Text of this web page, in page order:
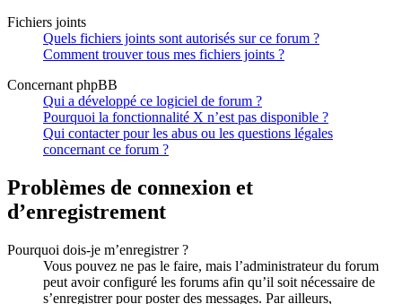
Fichiers joints
Quels fichiers joints sont autorisés sur ce forum ?
Comment trouver tous mes fichiers joints ?
Concernant phpBB
Qui a développé ce logiciel de forum ?
Pourquoi la fonctionnalité X n’est pas disponible ?
Qui contacter pour les abus ou les questions légales
concernant ce forum ?
Problèmes de connexion et
d’enregistrement
Pourquoi dois-je m’enregistrer ?
Vous pouvez ne pas le faire, mais l’administrateur du forum
peut avoir configuré les forums afin qu’il soit nécessaire de
s’enregistrer pour poster des messages. Par ailleurs,